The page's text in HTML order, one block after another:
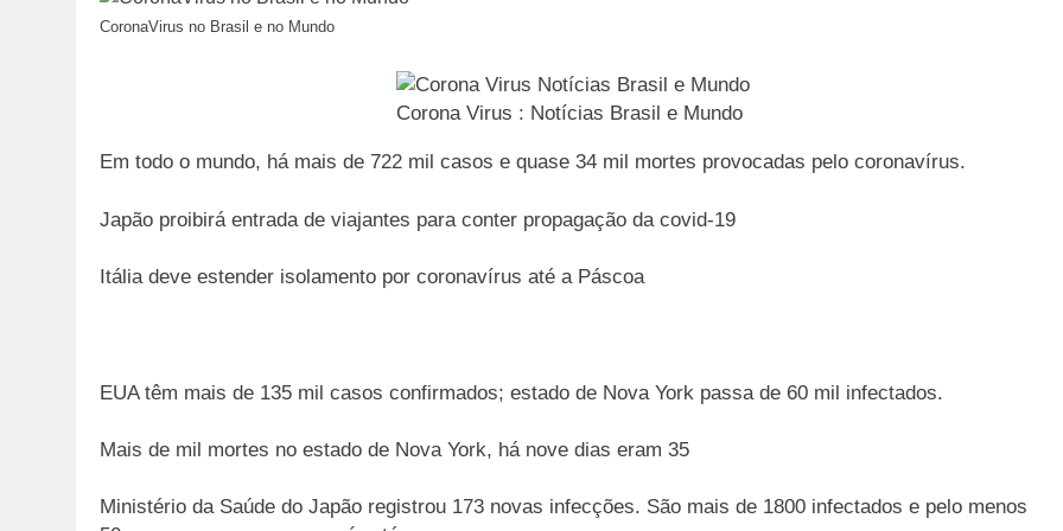
CoronaVirus no Brasil e no Mundo
Corona Virus : Notícias Brasil e Mundo
Em todo o mundo, há mais de 722 mil casos e quase 34 mil mortes provocadas pelo coronavírus.
Japão proibirá entrada de viajantes para conter propagação da covid-19
Itália deve estender isolamento por coronavírus até a Páscoa
EUA têm mais de 135 mil casos confirmados; estado de Nova York passa de 60 mil infectados.
Mais de mil mortes no estado de Nova York, há nove dias eram 35
Ministério da Saúde do Japão registrou 173 novas infecções. São mais de 1800 infectados e pelo menos